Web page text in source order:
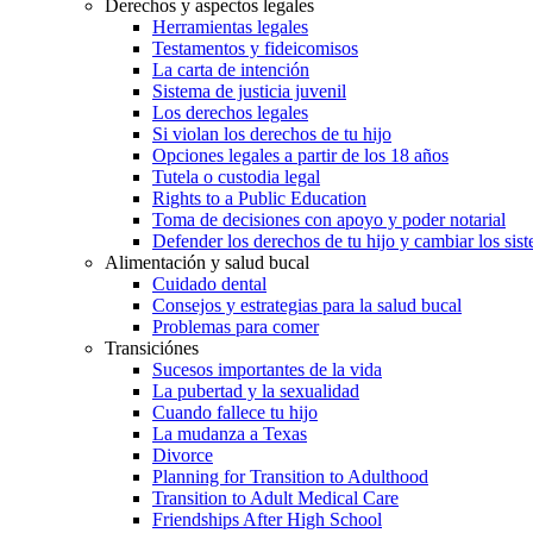
Derechos y aspectos legales
Herramientas legales
Testamentos y fideicomisos
La carta de intención
Sistema de justicia juvenil
Los derechos legales
Si violan los derechos de tu hijo
Opciones legales a partir de los 18 años
Tutela o custodia legal
Rights to a Public Education
Toma de decisiones con apoyo y poder notarial
Defender los derechos de tu hijo y cambiar los
Alimentación y salud bucal
Cuidado dental
Consejos y estrategias para la salud bucal
Problemas para comer
Transiciónes
Sucesos importantes de la vida
La pubertad y la sexualidad
Cuando fallece tu hijo
La mudanza a Texas
Divorce
Planning for Transition to Adulthood
Transition to Adult Medical Care
Friendships After High School